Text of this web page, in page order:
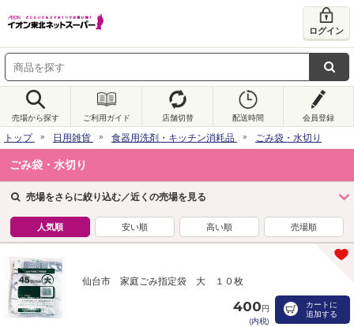
ログイン
売場から探す ご利用ガイド 店舗切替 配送時間 会員登録
トップ 日用雑貨 食器用洗剤・キッチン消耗品 ごみ袋・水切り
ごみ袋・水切り
売場をさらに絞り込む／近くの売場を見る
人気順 安い順 高い順 売場順
仙台市 家庭ごみ指定袋 大 １０枚
400円
(内税)
カートに
追加する